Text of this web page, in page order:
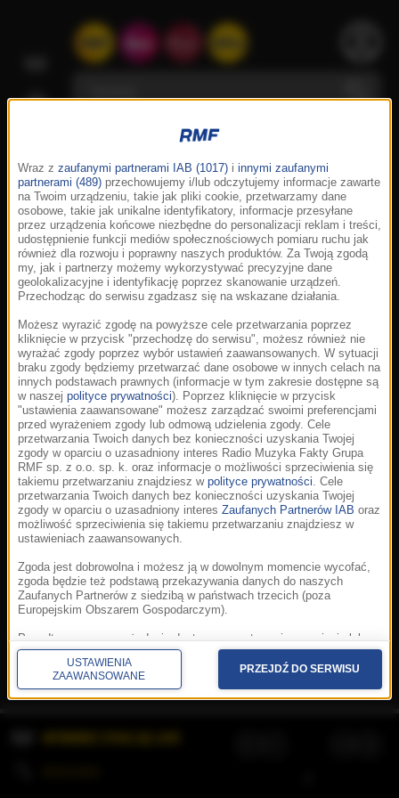
Korzystanie z portalu oznacza akceptację
Prywatność.Aplikacje.© 2026 Radio Muzyka
Fakty Grupa RMF sp. z o.o. sp. k.
Wraz z zaufanymi partnerami IAB (1017) i innymi zaufanymi
partnerami (489) przechowujemy i/lub odczytujemy informacje zawarte
na Twoim urządzeniu, takie jak pliki cookie, przetwarzamy dane
osobowe, takie jak unikalne identyfikatory, informacje przesyłane
przez urządzenia końcowe niezbędne do personalizacji reklam i treści,
udostępnienie funkcji mediów społecznościowych pomiaru ruchu jak
również dla rozwoju i poprawny naszych produktów. Za Twoją zgodą
my, jak i partnerzy możemy wykorzystywać precyzyjne dane
geolokalizacyjne i identyfikację poprzez skanowanie urządzeń.
Przechodząc do serwisu zgadzasz się na wskazane działania.
Możesz wyrazić zgodę na powyższe cele przetwarzania poprzez
kliknięcie w przycisk "przechodzę do serwisu", możesz również nie
wyrażać zgody poprzez wybór ustawień zaawansowanych. W sytuacji
braku zgody będziemy przetwarzać dane osobowe w innych celach na
innych podstawach prawnych (informacje w tym zakresie dostępne są
w naszej polityce prywatności). Poprzez kliknięcie w przycisk
"ustawienia zaawansowane" możesz zarządzać swoimi preferencjami
przed wyrażeniem zgody lub odmową udzielenia zgody. Cele
przetwarzania Twoich danych bez konieczności uzyskania Twojej
zgody w oparciu o uzasadniony interes Radio Muzyka Fakty Grupa
RMF sp. z o.o. sp. k. oraz informacje o możliwości sprzeciwienia się
takiemu przetwarzaniu znajdziesz w polityce prywatności. Cele
przetwarzania Twoich danych bez konieczności uzyskania Twojej
zgody w oparciu o uzasadniony interes Zaufanych Partnerów IAB oraz
możliwość sprzeciwienia się takiemu przetwarzaniu znajdziesz w
ustawieniach zaawansowanych.
Zgoda jest dobrowolna i możesz ją w dowolnym momencie wycofać,
zgoda będzie też podstawą przekazywania danych do naszych
Zaufanych Partnerów z siedzibą w państwach trzecich (poza
Europejskim Obszarem Gospodarczym).
Ponadto masz prawo żądania dostępu, sprostowania, usunięcia lub
ograniczenia przetwarzania danych, a także złożenia skargi do
Prezesa Urzędu Ochrony Danych Osobowych. W polityce prywatności
znajdziesz informacje jak wykonać swoje prawa. Szczegółowe
informacje na temat przetwarzania Twoich danych znajdują się w
USTAWIENIA
ZAAWANSOWANE
PRZEJDŹ DO SERWISU